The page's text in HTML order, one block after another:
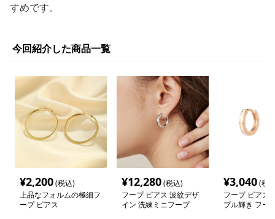
すめです。
今回紹介した商品一覧
¥2,200(税込)
上品なフォルムの極細フ
ープ ピアス
¥12,280(税込)
フープ ピアス 波紋デザ
イン 洗練ミニフープ
¥3,040(税
フープ ピアス
プル輝き フー